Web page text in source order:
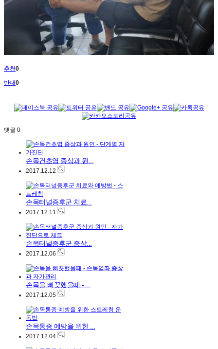
추천0
반대0
댓글 0
손목건초염 증상과 원...
2017.12.12
손목터널증후군 치료...
2017.12.11
손목터널증후군 증상...
2017.12.06
손목을 삐끗했을때 - ...
2017.12.05
손목통증 예방을 위한 ...
2017.12.04